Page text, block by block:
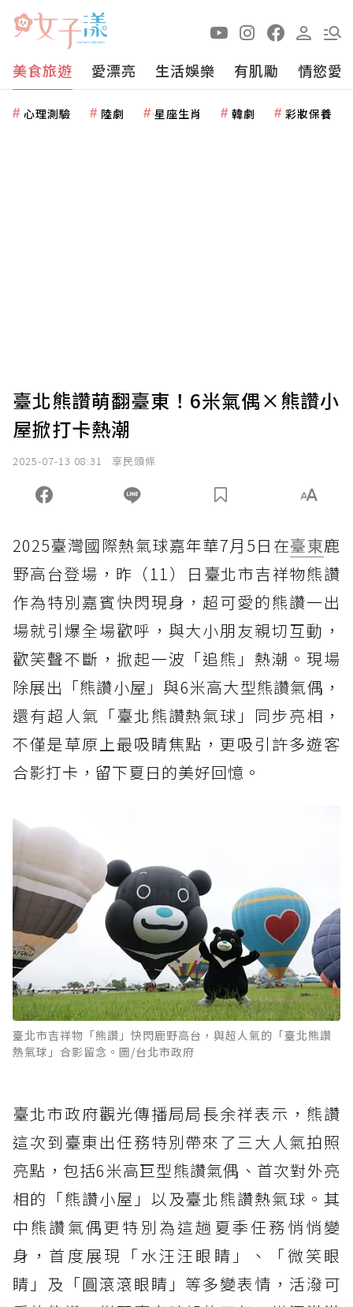
美食旅遊 愛漂亮 生活娛樂 有肌勵 情慾愛
心理測驗 陸劇 星座生肖 韓劇 彩妝保養
臺北熊讚萌翻臺東！6米氣偶×熊讚小
屋掀打卡熱潮
2025-07-13 08:31 享民頭條
2025臺灣國際熱氣球嘉年華7月5日在臺東鹿
野高台登場，昨（11）日臺北市吉祥物熊讚
作為特別嘉賓快閃現身，超可愛的熊讚一出
場就引爆全場歡呼，與大小朋友親切互動，
歡笑聲不斷，掀起一波「追熊」熱潮。現場
除展出「熊讚小屋」與6米高大型熊讚氣偶，
還有超人氣「臺北熊讚熱氣球」同步亮相，
不僅是草原上最吸睛焦點，更吸引許多遊客
合影打卡，留下夏日的美好回憶。
臺北市吉祥物「熊讚」快閃鹿野高台，與超人氣的「臺北熊讚
熱氣球」合影留念。圖/台北市政府
臺北市政府觀光傳播局局長余祥表示，熊讚
這次到臺東出任務特別帶來了三大人氣拍照
亮點，包括6米高巨型熊讚氣偶、首次對外亮
相的「熊讚小屋」以及臺北熊讚熱氣球。其
中熊讚氣偶更特別為這趟夏季任務悄悄變
身，首度展現「水汪汪眼睛」、「微笑眼
睛」及「圓滾滾眼睛」等多變表情，活潑可